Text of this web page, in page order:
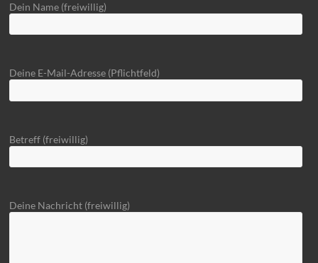
Dein Name (freiwillig)
Deine E-Mail-Adresse (Pflichtfeld)
Betreff (freiwillig)
Deine Nachricht (freiwillig)